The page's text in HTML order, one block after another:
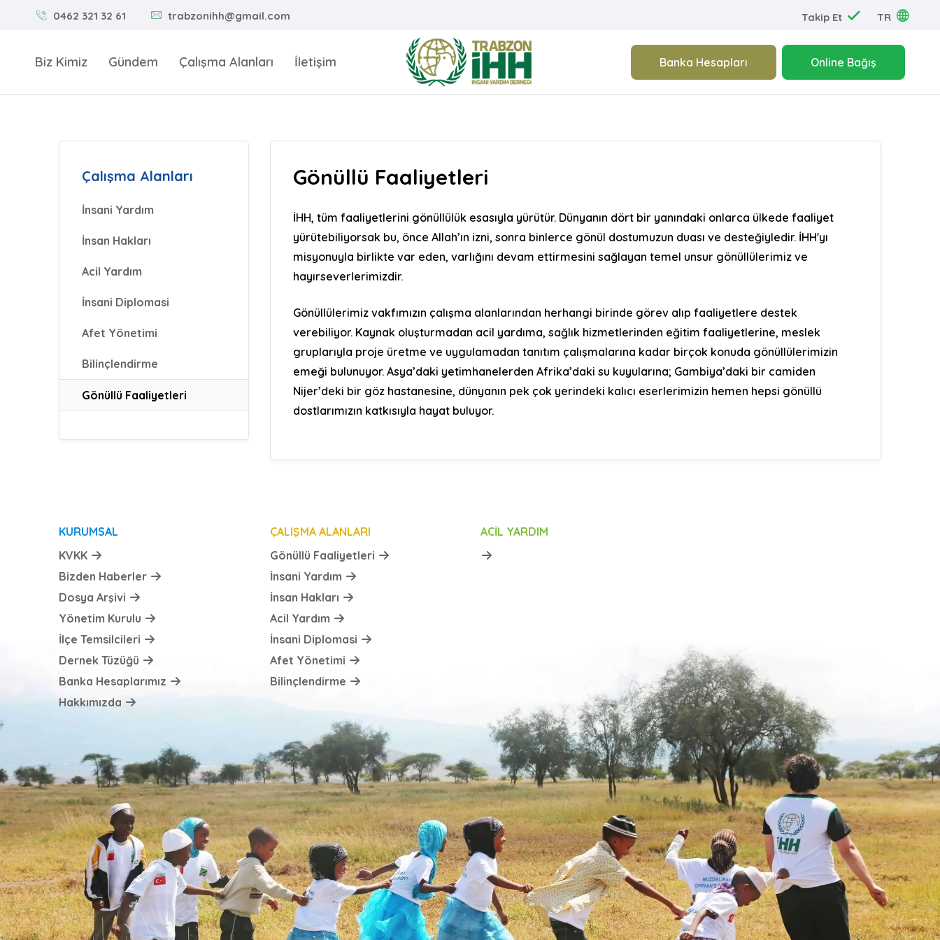
0462 321 32 61 trabzonihh@gmail.com Takip Et TR
Biz Kimiz Gündem Çalışma Alanları İletişim Banka Hesapları Online Bağış
Çalışma Alanları
İnsani Yardım
İnsan Hakları
Acil Yardım
İnsani Diplomasi
Afet Yönetimi
Bilinçlendirme
Gönüllü Faaliyetleri
Gönüllü Faaliyetleri
İHH, tüm faaliyetlerini gönüllülük esasıyla yürütür. Dünyanın dört bir yanındaki onlarca ülkede faaliyet
yürütebiliyorsak bu, önce Allah’ın izni, sonra binlerce gönül dostumuzun duası ve desteğiyledir. İHH'yı
misyonuyla birlikte var eden, varlığını devam ettirmesini sağlayan temel unsur gönüllülerimiz ve
hayırseverlerimizdir.
Gönüllülerimiz vakfımızın çalışma alanlarından herhangi birinde görev alıp faaliyetlere destek
verebiliyor. Kaynak oluşturmadan acil yardıma, sağlık hizmetlerinden eğitim faaliyetlerine, meslek
gruplarıyla proje üretme ve uygulamadan tanıtım çalışmalarına kadar birçok konuda gönüllülerimizin
emeği bulunuyor. Asya’daki yetimhanelerden Afrika’daki su kuyularına; Gambiya’daki bir camiden
Nijer’deki bir göz hastanesine, dünyanın pek çok yerindeki kalıcı eserlerimizin hemen hepsi gönüllü
dostlarımızın katkısıyla hayat buluyor.
KURUMSAL
KVKK
Bizden Haberler
Dosya Arşivi
Yönetim Kurulu
İlçe Temsilcileri
Dernek Tüzüğü
Banka Hesaplarımız
Hakkımızda
ÇALIŞMA ALANLARI
Gönüllü Faaliyetleri
İnsani Yardım
İnsan Hakları
Acil Yardım
İnsani Diplomasi
Afet Yönetimi
Bilinçlendirme
ACIL YARDIM